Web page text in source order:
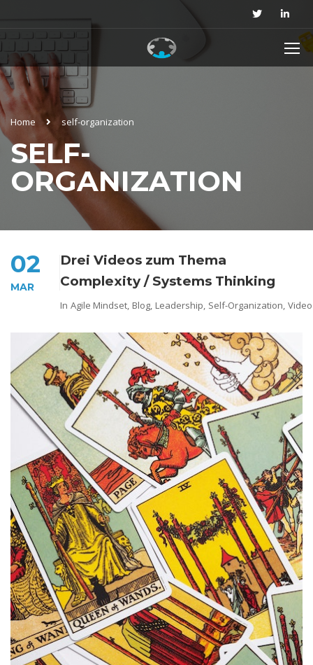
Home self-organization
SELF-
ORGANIZATION
02
MAR
Drei Videos zum Thema
Complexity / Systems Thinking
In Agile Mindset, Blog, Leadership, Self-Organization, Video